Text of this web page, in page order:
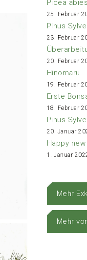
Picea abies
25. Februar
Pinus
23. Februar
20. Februar
Hinomaru
19. Februar
Erste
18. Februar
Pinus
20. Januar
Happy new
1. Januar
Mehr
Mehr